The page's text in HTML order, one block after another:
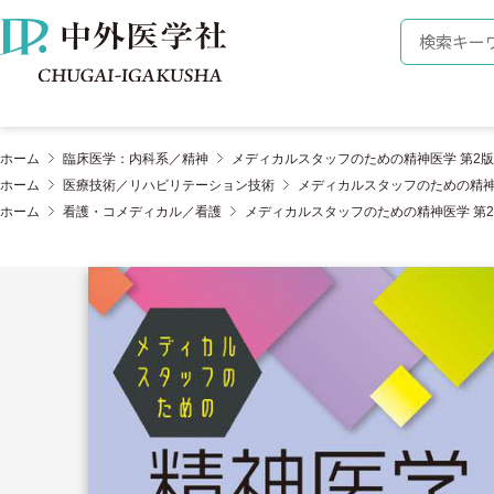
株式会社 中外医学社 検索キーワ
ホーム 臨床医学：内科系／精神
メディカルスタッフのための精神医学 第2版
ホーム
医療技術／リハビリテーション技術
メディカルスタッフのための精
ホーム
看護・コメディカル／看護 メディカルスタッフのための精神医学 第